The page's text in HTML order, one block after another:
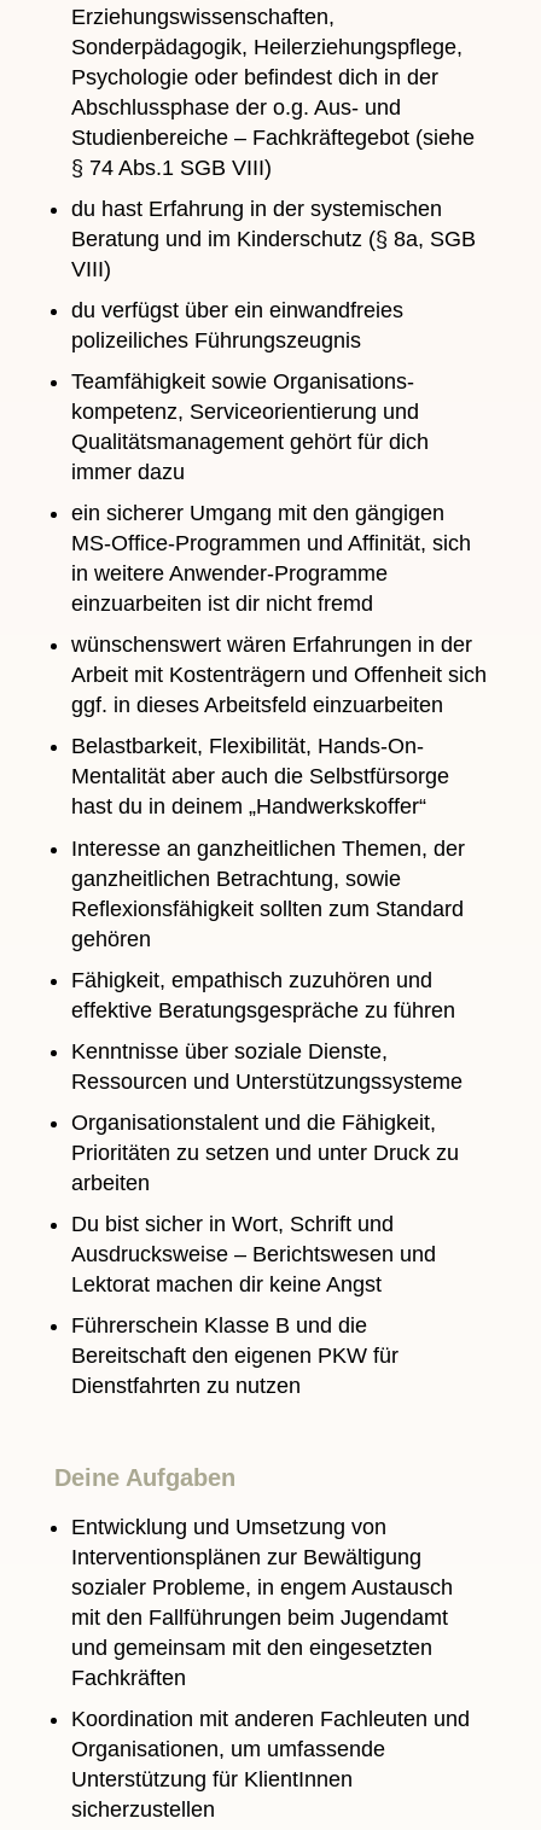
Erziehungswissenschaften,
Sonderpädagogik, Heilerziehungspflege,
Psychologie oder befindest dich in der
Abschlussphase der o.g. Aus- und
Studienbereiche – Fachkräftegebot (siehe
§ 74 Abs.1 SGB VIII)
du hast Erfahrung in der systemischen
Beratung und im Kinderschutz (§ 8a, SGB
VIII)
du verfügst über ein einwandfreies
polizeiliches Führungszeugnis
Teamfähigkeit sowie Organisations-
kompetenz, Serviceorientierung und
Qualitätsmanagement gehört für dich
immer dazu
ein sicherer Umgang mit den gängigen
MS-Office-Programmen und Affinität, sich
in weitere Anwender-Programme
einzuarbeiten ist dir nicht fremd
wünschenswert wären Erfahrungen in der
Arbeit mit Kostenträgern und Offenheit sich
ggf. in dieses Arbeitsfeld einzuarbeiten
Belastbarkeit, Flexibilität, Hands-On-
Mentalität aber auch die Selbstfürsorge
hast du in deinem „Handwerkskoffer“
Interesse an ganzheitlichen Themen, der
ganzheitlichen Betrachtung, sowie
Reflexionsfähigkeit sollten zum Standard
gehören
Fähigkeit, empathisch zuzuhören und
effektive Beratungsgespräche zu führen
Kenntnisse über soziale Dienste,
Ressourcen und Unterstützungssysteme
Organisationstalent und die Fähigkeit,
Prioritäten zu setzen und unter Druck zu
arbeiten
Du bist sicher in Wort, Schrift und
Ausdrucksweise – Berichtswesen und
Lektorat machen dir keine Angst
Führerschein Klasse B und die
Bereitschaft den eigenen PKW für
Dienstfahrten zu nutzen
Deine Aufgaben
Entwicklung und Umsetzung von
Interventionsplänen zur Bewältigung
sozialer Probleme, in engem Austausch
mit den Fallführungen beim Jugendamt
und gemeinsam mit den eingesetzten
Fachkräften
Koordination mit anderen Fachleuten und
Organisationen, um umfassende
Unterstützung für KlientInnen
sicherzustellen